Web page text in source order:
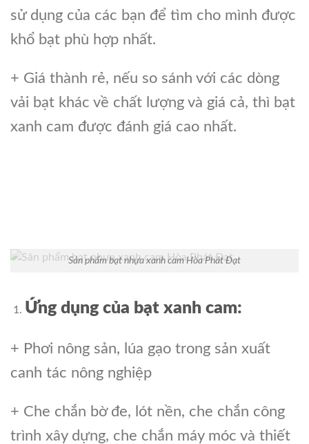
sử dụng của các bạn để tìm cho mình được
khổ bạt phù hợp nhất.
+ Giá thành rẻ, nếu so sánh với các dòng
vải bạt khác về chất lượng và giá cả, thì bạt
xanh cam được đánh giá cao nhất.
Sản phẩm bạt nhựa xanh cam Hòa Phát Đạt
Ứng dụng của bạt xanh cam:
+ Phơi nông sản, lúa gạo trong sản xuất
canh tác nông nghiệp
+ Che chắn bờ đe, lót nền, che chắn công
trình xây dựng, che chắn máy móc và thiết